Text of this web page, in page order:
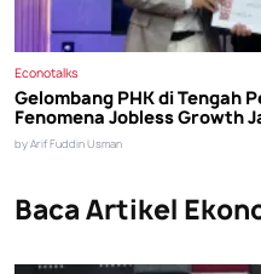
Econotalks
Gelombang PHK di Tengah
Fenomena Jobless Growth
by Arif Fuddin Usman
Baca Artikel